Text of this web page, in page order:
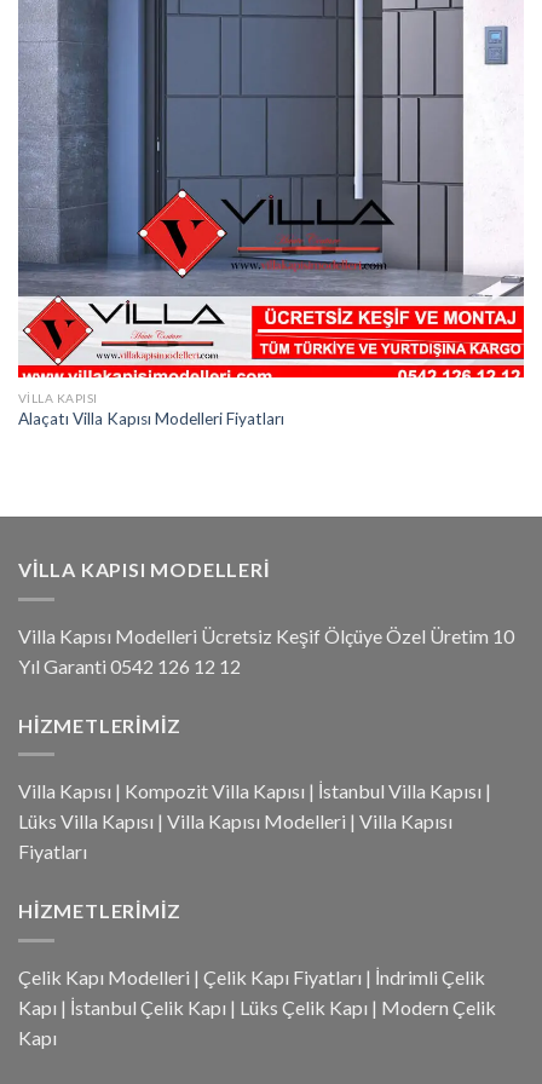
VILLA KAPISI
Alaçatı Villa Kapısı Modelleri Fiyatları
VILLA KAPISI MODELLERI
Villa Kapısı Modelleri Ücretsiz Keşif Ölçüye Özel Üretim 10
Yıl Garanti 0542 126 12 12
HIZMETLERIMIZ
Villa Kapısı | Kompozit Villa Kapısı | İstanbul Villa Kapısı |
Lüks Villa Kapısı | Villa Kapısı Modelleri | Villa Kapısı
Fiyatları
HIZMETLERIMIZ
Çelik Kapı Modelleri | Çelik Kapı Fiyatları | İndrimli Çelik
Kapı | İstanbul Çelik Kapı | Lüks Çelik Kapı | Modern Çelik
Kapı